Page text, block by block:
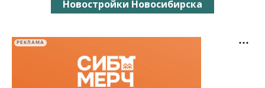
Новостройки Новосибирска
РЕКЛАМА